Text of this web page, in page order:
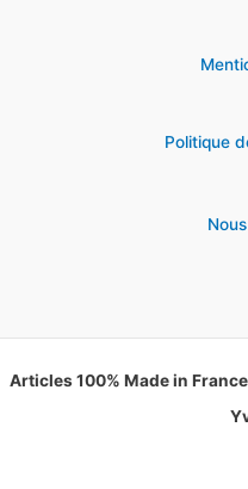
Politique
Articles 100% Made in